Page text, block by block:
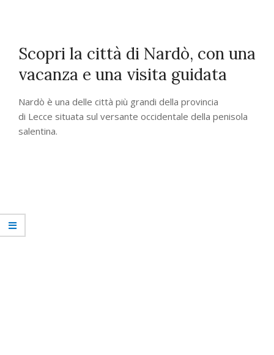
Scopri la città di Nardò, con una
vacanza e una visita guidata
Nardò è una delle città più grandi della provincia
di Lecce situata sul versante occidentale della penisola
salentina.